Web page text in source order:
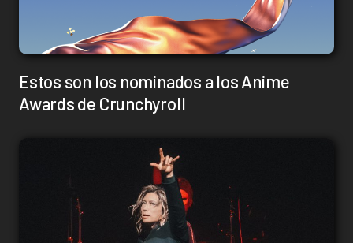
Estos son los nominados a los Anime
Awards de Crunchyroll